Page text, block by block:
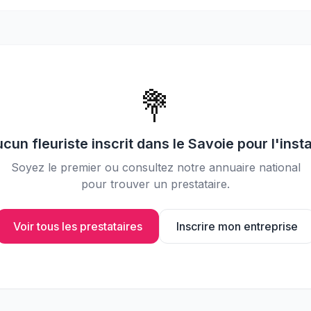
💐
fleuriste inscrit dans le Savoie pour
Soyez le premier ou consultez notre annuaire national
pour trouver un prestataire.
Voir tous les prestataires Inscrire mon entreprise